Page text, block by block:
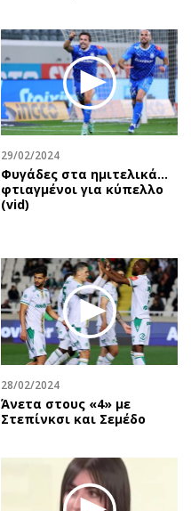
Πολιτική
Οικονομία
Γενικά
Αναδρομές
Πρόσωπα
Περιβάλλον
Good Life
Γυναίκα
Ταξίδια
Συνταγές
Έξοδος
Media
Εκπομπές
Wine routes
Podcasts
Προσφορές
Προσωπικότητες στην ''Κ''
29/02/2024
Φυγάδες στα ημιτελικά…
φτιαγμένοι για κύπελλο
(vid)
28/02/2024
Άνετα στους «4» με
Στεπίνκσι και Σεμέδο